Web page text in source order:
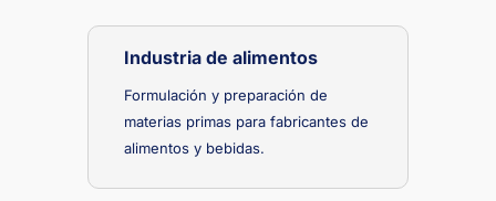
Industria de alimentos
Formulación y preparación de
materias primas para fabricantes de
alimentos y bebidas.